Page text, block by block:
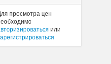
просмотра цен
или